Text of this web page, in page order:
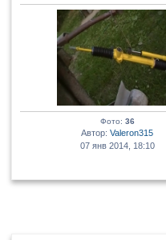
Фото: 36
Автор: Valeron315
07 янв 2014, 18:10